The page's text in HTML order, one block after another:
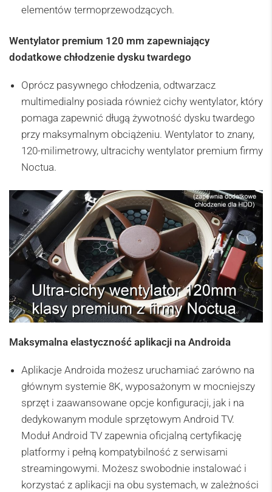
elementów termoprzewodzących.
Wentylator premium 120 mm zapewniający
dodatkowe chłodzenie dysku twardego
Oprócz pasywnego chłodzenia, odtwarzacz
multimedialny posiada również cichy wentylator, który
pomaga zapewnić długą żywotność dysku twardego
przy maksymalnym obciążeniu. Wentylator to znany,
120-milimetrowy, ultracichy wentylator premium firmy
Noctua.
Maksymalna elastyczność aplikacji na Androida
Aplikacje Androida możesz uruchamiać zarówno na
głównym systemie 8K, wyposażonym w mocniejszy
sprzęt i zaawansowane opcje konfiguracji, jak i na
dedykowanym module sprzętowym Android TV.
Moduł Android TV zapewnia oficjalną certyfikację
platformy i pełną kompatybilność z serwisami
streamingowymi. Możesz swobodnie instalować i
korzystać z aplikacji na obu systemach, w zależności